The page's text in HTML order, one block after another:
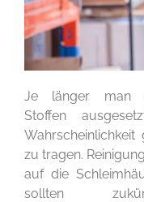
Je länger man
Stoffen
zu tragen.
auf die
sollten